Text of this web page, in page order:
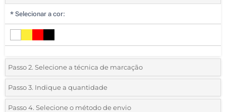
* Selecionar a cor:
Passo 2. Selecione a técnica de marcação
*Selecione o tipo de marcação e as cores do logotipo:
1 Cor (Impressão circular)
Passo 3. Indique a quantidade
*Quantidade mínima:25
Passo 4. Selecione o método de envio